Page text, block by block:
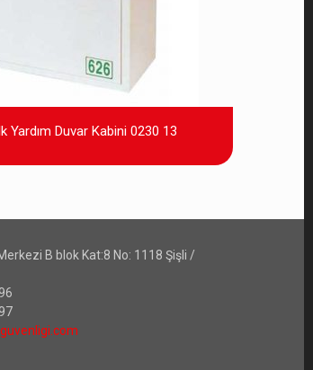
Yardım Duvar Kabini 0230 13
B blok Kat:8 No: 1118 Şişli /